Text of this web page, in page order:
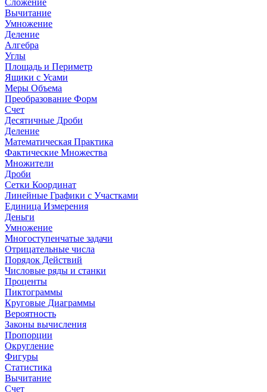
Сложение
Вычитание
Умножение
Деление
Алгебра
Углы
Площадь и Периметр
Ящики с Усами
Меры Объема
Преобразование Форм
Счет
Десятичные Дроби
Деление
Математическая Практика
Фактические Множества
Множители
Дроби
Сетки Координат
Линейные Графики с Участками
Единица Измерения
Деньги
Умножение
Многоступенчатые задачи
Отрицательные числа
Порядок Действий
Числовые ряды и станки
Проценты
Пиктограммы
Круговые Диаграммы
Вероятность
Законы вычисления
Пропорции
Округление
Фигуры
Статистика
Вычитание
Счет